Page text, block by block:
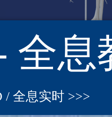
全息
/ 全息实时 >>>